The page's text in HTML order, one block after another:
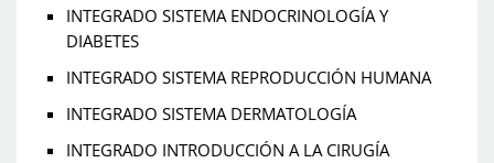
INTEGRADO SISTEMA ENDOCRINOLOGÍA Y
DIABETES
INTEGRADO SISTEMA REPRODUCCIÓN HUMANA
INTEGRADO SISTEMA DERMATOLOGÍA
INTEGRADO INTRODUCCIÓN A LA CIRUGÍA